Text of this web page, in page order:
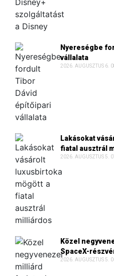
Nyereségbe
vállalata
2026. AUGUSZTUS 6.
Lakásokat
fiatal ausztrál
2026. AUGUSZTUS 5.
Közel
SpaceX-
2026. AUGUSZTUS 5.